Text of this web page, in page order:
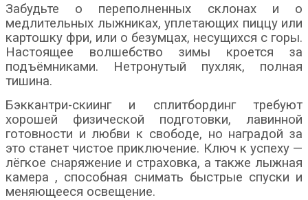
Забудьте о переполненных склонах и о
медлительных лыжниках, уплетающих пиццу или
картошку фри, или о безумцах, несущихся с горы.
Настоящее волшебство зимы кроется за
подъёмниками. Нетронутый пухляк, полная
тишина.
Бэккантри-скиинг и сплитбординг требуют
хорошей физической подготовки, лавинной
готовности и любви к свободе, но наградой за
это станет чистое приключение. Ключ к успеху —
лёгкое снаряжение и страховка, а также лыжная
камера , способная снимать быстрые спуски и
меняющееся освещение.